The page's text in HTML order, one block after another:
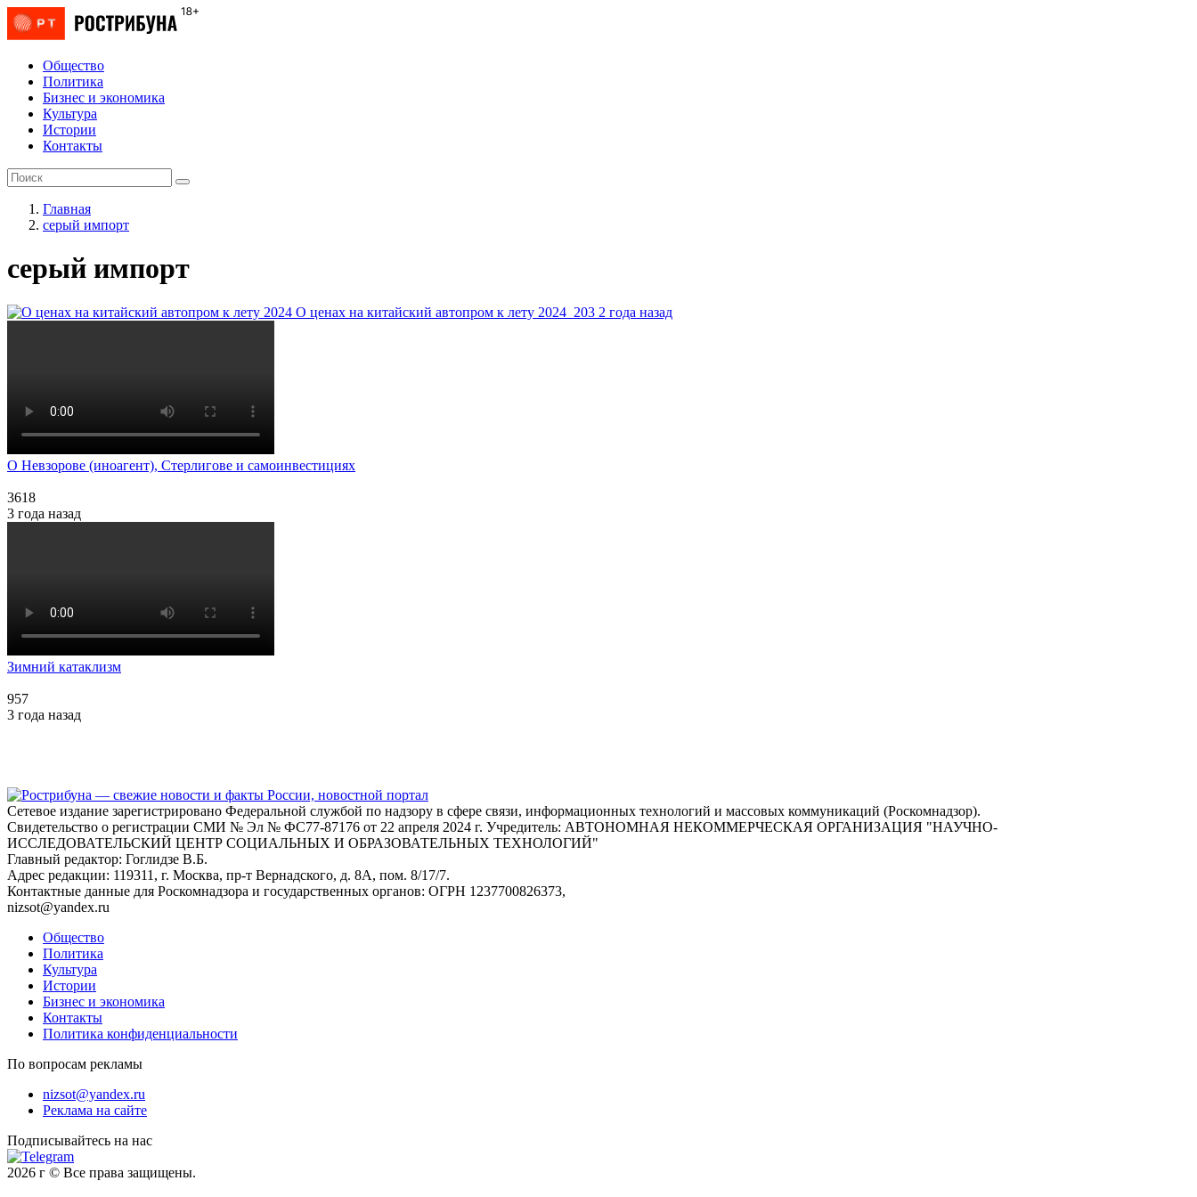
Общество
Политика
Бизнес и экономика
Культура
Истории
Контакты
Главная
серый импорт
серый импорт
О ценах на китайский автопром к лету 2024 203 2 года назад
О Невзорове (иноагент), Стерлигове и самоинвестициях
3618
3 года назад
Зимний катаклизм
957
3 года назад
Сетевое издание зарегистрировано Федеральной службой по надзору в сфере связи, информационных технологий и массовых коммуникаций (Роскомнадзор).
Свидетельство о регистрации СМИ № Эл № ФС77-87176 от 22 апреля 2024 г. Учредитель: АВТОНОМНАЯ НЕКОММЕРЧЕСКАЯ ОРГАНИЗАЦИЯ "НАУЧНО-
ИССЛЕДОВАТЕЛЬСКИЙ ЦЕНТР СОЦИАЛЬНЫХ И ОБРАЗОВАТЕЛЬНЫХ ТЕХНОЛОГИЙ"
Главный редактор: Гоглидзе В.Б.
Адрес редакции: 119311, г. Москва, пр-т Вернадского, д. 8А, пом. 8/17/7.
Контактные данные для Роскомнадзора и государственных органов: ОГРН 1237700826373,
nizsot@yandex.ru
Общество
Политика
Культура
Истории
Бизнес и экономика
Контакты
Политика конфиденциальности
По вопросам рекламы
nizsot@yandex.ru
Реклама на сайте
Подписывайтесь на нас
2026 г © Все права защищены.